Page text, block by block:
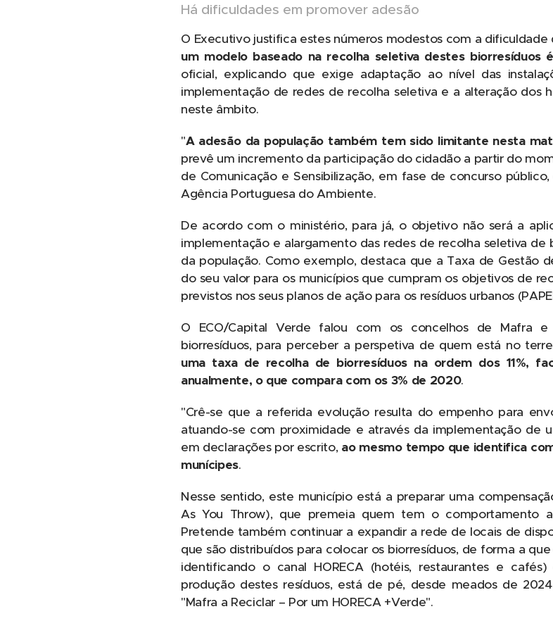
Há dificuldades em promover adesão
O Executivo justifica estes números modestos com a
um modelo baseado na recolha seletiva destes biorresíduos
oficial, explicando que exige adaptação ao nível das
implementação de redes de recolha seletiva e a alteração dos
neste âmbito.
"A adesão da população também tem sido limitante nesta
prevê um incremento da participação do cidadão a partir do
de Comunicação e Sensibilização, em fase de concurso
Agência Portuguesa do Ambiente.
De acordo com o ministério, para já, o objetivo não será a
implementação e alargamento das redes de recolha seletiva de
da população. Como exemplo, destaca que a Taxa de Gestão
do seu valor para os municípios que cumpram os objetivos de
previstos nos seus planos de ação para os resíduos urbanos
O ECO/Capital Verde falou com os concelhos de Mafra e
biorresíduos, para perceber a perspetiva de quem está no
uma taxa de recolha de biorresíduos na ordem dos 11%,
anualmente, o que compara com os 3% de 2020.
"Crê-se que a referida evolução resulta do empenho para
atuando-se com proximidade e através da implementação de
em declarações por escrito, ao mesmo tempo que identifica
munícipes.
Nesse sentido, este município está a preparar uma
As You Throw), que premeia quem tem o comportamento
Pretende também continuar a expandir a rede de locais de
que são distribuídos para colocar os biorresíduos, de forma a
identificando o canal HORECA (hotéis, restaurantes e
produção destes resíduos, está de pé, desde meados de
"Mafra a Reciclar – Por um HORECA +Verde".